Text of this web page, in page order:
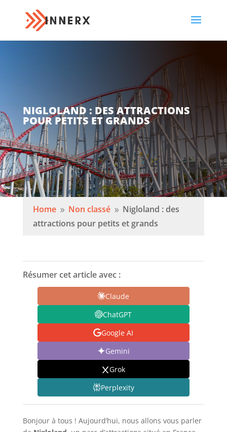
NIGLOLAND : DES ATTRACTIONS
POUR PETITS ET GRANDS
Home 9 Non classé 9 Nigloland : des
attractions pour petits et grands
Résumer cet article avec :
Claude
ChatGPT
Google AI
Gemini
Grok
Perplexity
Bonjour à tous ! Aujourd’hui, nous allons vous parler